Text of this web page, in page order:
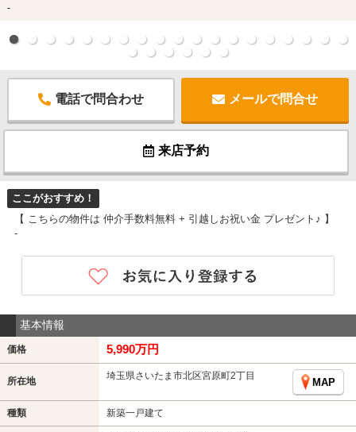
-
電話で問合わせ メールで問合せ
来店予約
ここがおすすめ！
【 こちらの物件は 仲介手数料無料 + 引越しお祝い金 プレゼント♪ 】
-
基本情報
価格 5,990万円
所在地 埼玉県さいたま市北区宮原町2丁目
MAP
種類 新築一戸建て